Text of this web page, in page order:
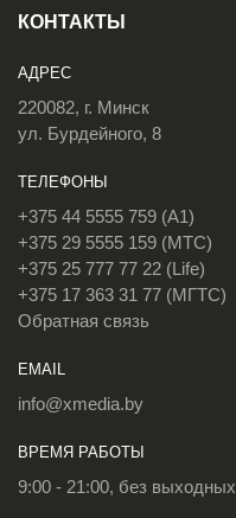
КОНТАКТЫ
АДРЕС
220082, г. Минск
ул. Бурдейного, 8
ТЕЛЕФОНЫ
+375 44 5555 759 (A1)
+375 29 5555 159 (МТС)
+375 25 777 77 22 (Life)
+375 17 363 31 77 (МГТС)
Обратная связь
EMAIL
info@xmedia.by
ВРЕМЯ РАБОТЫ
9:00 - 21:00, без выходных